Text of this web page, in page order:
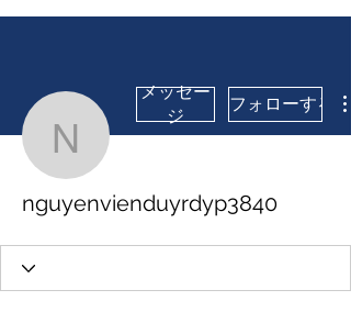
メッセー
ジ
フォローする
nguyenvienduyrdyp3840